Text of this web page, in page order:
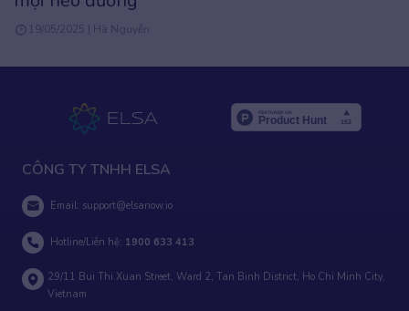
Nguyễn
CÔNG TY TNHH ELSA
Email: support@elsanow.io
Hotline/Liên hệ: 1900 633 413
29/11 Bui Thi Xuan Street, Ward 2, Tan Binh District, Ho Chi Minh City,
Vietnam